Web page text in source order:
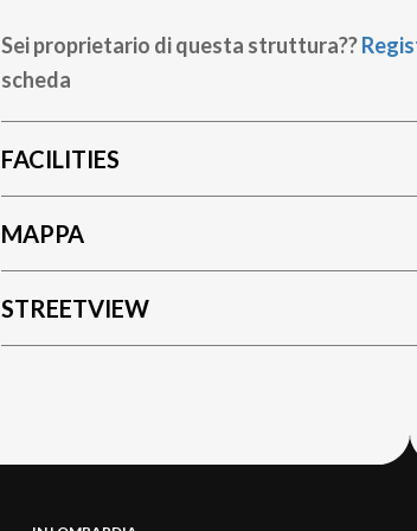
Sei proprietario di questa struttura??
scheda
FACILITIES
MAPPA
STREETVIEW